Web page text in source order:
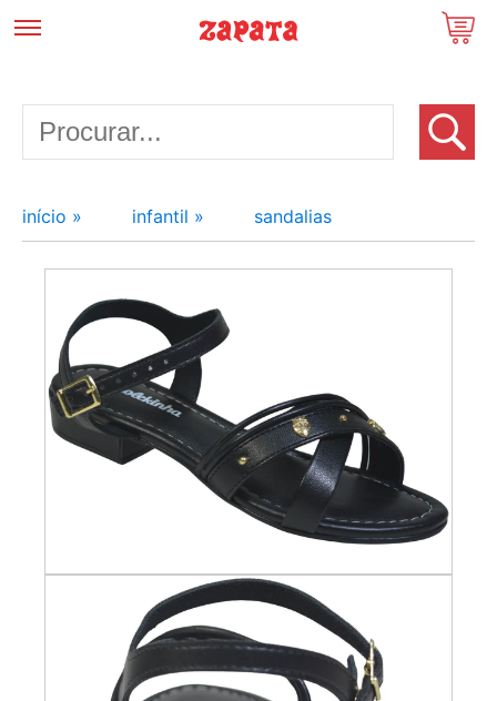
início » infantil » sandalias